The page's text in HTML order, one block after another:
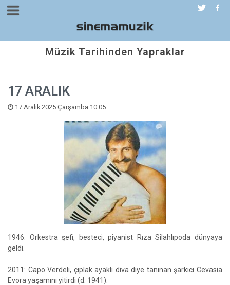
Müzik Tarihinden Yapraklar
17 ARALIK
17 Aralık 2025 Çarşamba 10:05
1946: Orkestra şefi, besteci, piyanist Rıza Silahlıpoda dünyaya
geldi.
2011: Capo Verdeli, çıplak ayaklı diva diye tanınan şarkıcı Cevasia
Evora yaşamını yitirdi (d. 1941).